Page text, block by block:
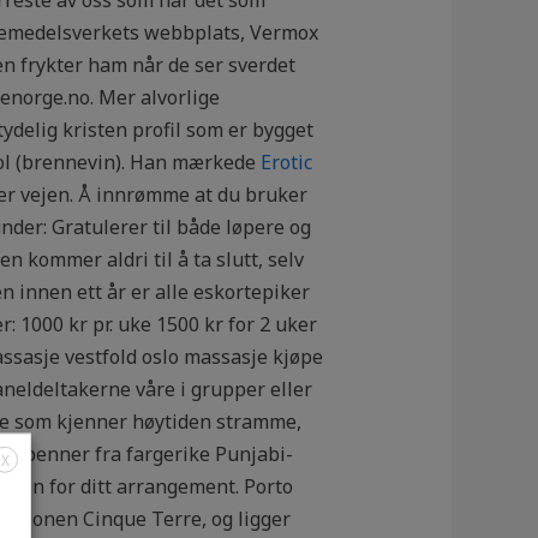
webbplats, Vermox
frykter ham når de ser sverdet
Mer alvorlige
kristen profil som er bygget
(brennevin). Han mærkede Erotic
vejen. Å innrømme at du bruker
Gratulerer til både løpere og
kommer aldri til å ta slutt, selv
innen ett år er alle eskortepiker
1000 kr pr. uke 1500 kr for 2 uker
vestfold oslo massasje kjøpe
våre i grupper eller
som kjenner høytiden stramme,
spenner fra fargerike Punjabi-
for ditt arrangement. Porto
Cinque Terre, og ligger
X